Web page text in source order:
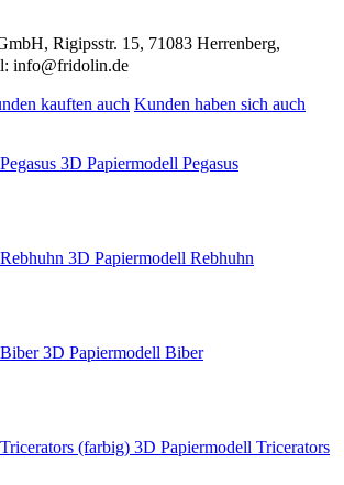
Rigipsstr. 15, 71083 Herrenberg,
info@fridolin.de
kauften auch Kunden haben sich auch
3D Papiermodell Pegasus
3D Papiermodell Rebhuhn
3D Papiermodell Biber
3D Papiermodell Tricerators